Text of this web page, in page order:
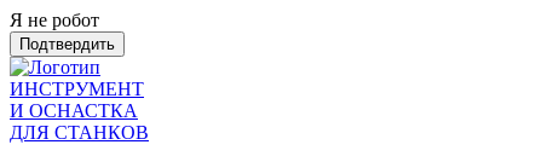
Я не робот
Подтвердить
ИНСТРУМЕНТ
И ОСНАСТКА
ДЛЯ СТАНКОВ